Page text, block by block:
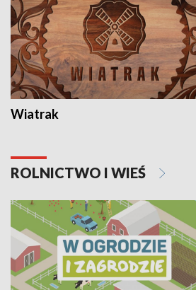
Wiatrak
ROLNICTWO I WIEŚ